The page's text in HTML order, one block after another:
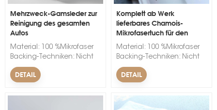
Mehrzweck-Gamsleder zur
Reinigung des gesamten
Autos
Material: 100 %Mikrofaser
Backing-Techniken: Nicht
gewebt Breite: 150 cm.
Dicke: 1 mm. Farbe:
Blau, Gr&uuml;n, Gelb, Rosa
DETAIL
Komplett ab Werk
lieferbares Chamois-
Mikrofasertuch für den
Autoinnenraum
Material: 100 %Mikrofaser
Backing-Techniken: Nicht
gewebt Breite: 150 cm.
Dicke: 1 mm. Farbe:
Blau, Gr&uuml;n, Gelb, Rosa
Markenname: WINIW
DETAIL